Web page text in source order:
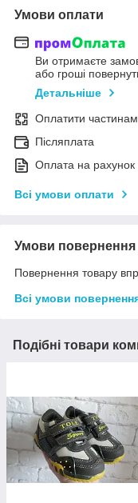
Умови оплати
Ви отримаєте
або гроші
Детальніше
Оплатити
Післяплата
Оплата на рахунок
Всі умови оплати
Умови повернення
Повернення товару
Всі умови
Подібні товари